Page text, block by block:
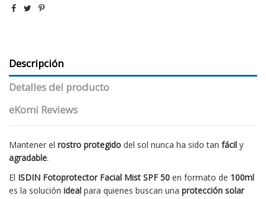
Descripción
Detalles del producto
eKomi Reviews
Mantener el rostro protegido del sol nunca ha sido tan fácil y
agradable.
El ISDIN Fotoprotector Facial Mist SPF 50 en formato de 100ml
es la solución ideal para quienes buscan una protección solar